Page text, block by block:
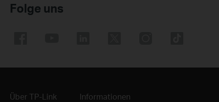
Folge uns
Über TP-Link Informationen